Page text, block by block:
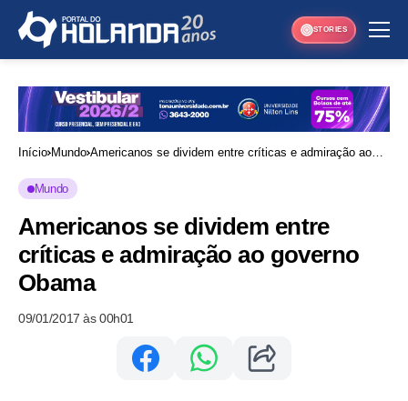
STORIES
Início Mundo Americanos se dividem entre críticas e admiração ao
Mundo
Americanos se dividem entre
críticas e admiração ao governo
Obama
09/01/2017 às 00h01